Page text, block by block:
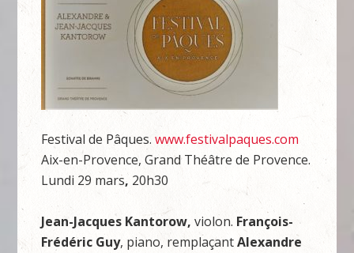
Festival de Pâques.www.festivalpaques.com
Aix-en-Provence, Grand Théâtre de Provence.
Lundi 29 mars, 20h30
Jean-Jacques Kantorow,violon. François-
Frédéric Guy, piano, remplaçantAlexandre